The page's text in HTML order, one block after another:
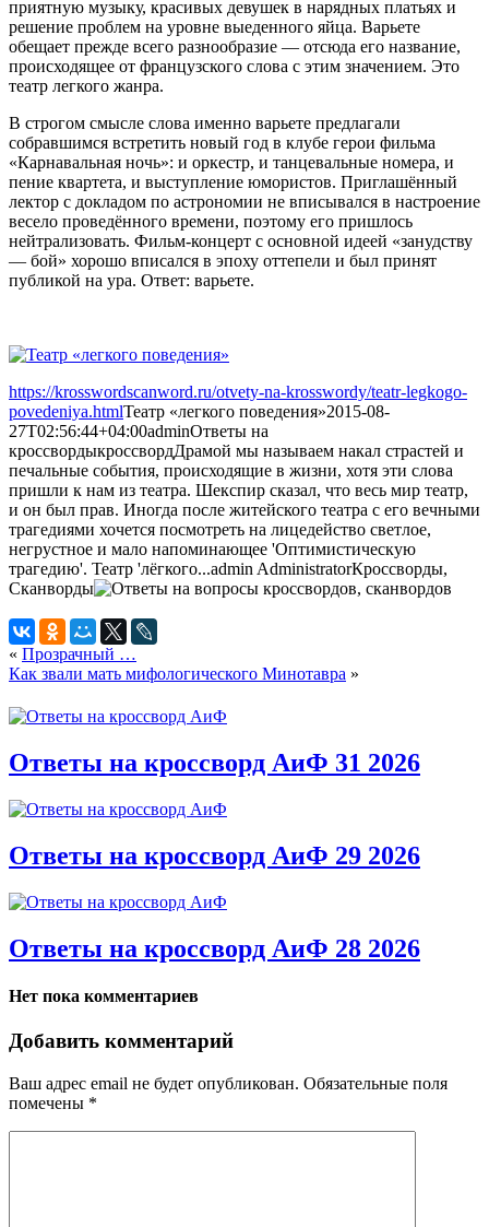
приятную музыку, красивых девушек в нарядных платьях и
решение проблем на уровне выеденного яйца. Варьете
обещает прежде всего разнообразие — отсюда его название,
происходящее от французского слова с этим значением. Это
театр легкого жанра.
В строгом смысле слова именно варьете предлагали
собравшимся встретить новый год в клубе герои фильма
«Карнавальная ночь»: и оркестр, и танцевальные номера, и
пение квартета, и выступление юмористов. Приглашённый
лектор с докладом по астрономии не вписывался в настроение
весело проведённого времени, поэтому его пришлось
нейтрализовать. Фильм-концерт с основной идеей «занудству
— бой» хорошо вписался в эпоху оттепели и был принят
публикой на ура. Ответ: варьете.
https://krosswordscanword.ru/otvety-na-krosswordy/teatr-legkogo-
povedeniya.htmlТеатр «легкого поведения»2015-08-
27T02:56:44+04:00adminОтветы на
кроссвордыкроссвордДрамой мы называем накал страстей и
печальные события, происходящие в жизни, хотя эти слова
пришли к нам из театра. Шекспир сказал, что весь мир театр,
и он был прав. Иногда после житейского театра с его вечными
трагедиями хочется посмотреть на лицедейство светлое,
негрустное и мало напоминающее 'Оптимистическую
трагедию'. Театр 'лёгкого...admin AdministratorКроссворды,
Сканворды
« Прозрачный …
Как звали мать мифологического Минотавра »
Ответы на кроссворд АиФ 31 2026
Ответы на кроссворд АиФ 29 2026
Ответы на кроссворд АиФ 28 2026
Нет пока комментариев
Добавить комментарий
Ваш адрес email не будет опубликован. Обязательные поля
помечены *